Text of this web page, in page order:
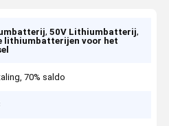
,50V Lithiumbatterij,
lithiumbatterijen voor het
70% saldo